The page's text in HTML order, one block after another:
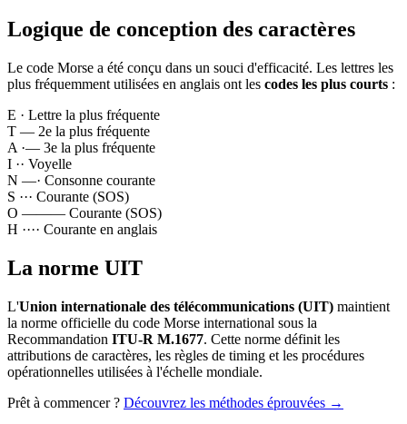
Logique de conception des caractères
Le code Morse a été conçu dans un souci d'efficacité. Les lettres les
plus fréquemment utilisées en anglais ont les codes les plus courts :
E · Lettre la plus fréquente
T — 2e la plus fréquente
A ·— 3e la plus fréquente
I ·· Voyelle
N —· Consonne courante
S ··· Courante (SOS)
O ——— Courante (SOS)
H ···· Courante en anglais
La norme UIT
L'Union internationale des télécommunications (UIT) maintient
la norme officielle du code Morse international sous la
Recommandation ITU-R M.1677. Cette norme définit les
attributions de caractères, les règles de timing et les procédures
opérationnelles utilisées à l'échelle mondiale.
Prêt à commencer ? Découvrez les méthodes éprouvées →